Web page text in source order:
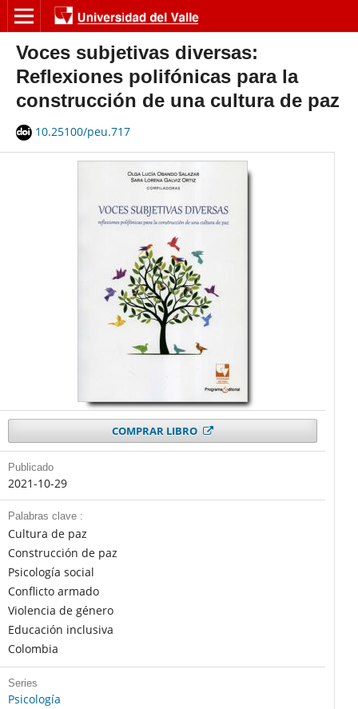
Voces subjetivas diversas:
Reflexiones polifónicas para la
construcción de una cultura de paz
10.25100/peu.717
COMPRAR LIBRO
Publicado
2021-10-29
Palabras clave :
Cultura de paz
Construcción de paz
Psicología social
Conflicto armado
Violencia de género
Educación inclusiva
Colombia
Series
Psicología